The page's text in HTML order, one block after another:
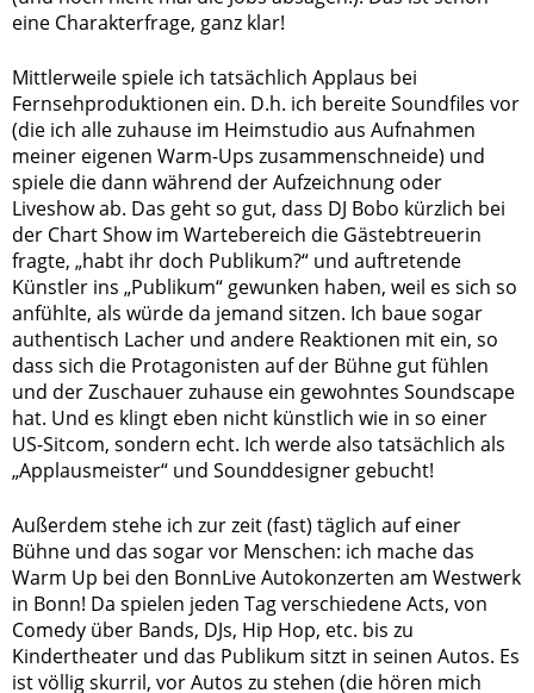
eine Charakterfrage, ganz klar!
Mittlerweile spiele ich tatsächlich Applaus bei
Fernsehproduktionen ein. D.h. ich bereite Soundfiles vor
(die ich alle zuhause im Heimstudio aus Aufnahmen
meiner eigenen Warm-Ups zusammenschneide) und
spiele die dann während der Aufzeichnung oder
Liveshow ab. Das geht so gut, dass DJ Bobo kürzlich bei
der Chart Show im Wartebereich die Gästebtreuerin
fragte, „habt ihr doch Publikum?“ und auftretende
Künstler ins „Publikum“ gewunken haben, weil es sich so
anfühlte, als würde da jemand sitzen. Ich baue sogar
authentisch Lacher und andere Reaktionen mit ein, so
dass sich die Protagonisten auf der Bühne gut fühlen
und der Zuschauer zuhause ein gewohntes Soundscape
hat. Und es klingt eben nicht künstlich wie in so einer
US-Sitcom, sondern echt. Ich werde also tatsächlich als
„Applausmeister“ und Sounddesigner gebucht!
Außerdem stehe ich zur zeit (fast) täglich auf einer
Bühne und das sogar vor Menschen: ich mache das
Warm Up bei den BonnLive Autokonzerten am Westwerk
in Bonn! Da spielen jeden Tag verschiedene Acts, von
Comedy über Bands, DJs, Hip Hop, etc. bis zu
Kindertheater und das Publikum sitzt in seinen Autos. Es
ist völlig skurril, vor Autos zu stehen (die hören mich